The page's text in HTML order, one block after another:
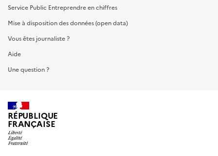
Service Public Entreprendre en chiffres
Mise à disposition des données (open data)
Vous êtes journaliste ?
Aide
Une question ?
RÉPUBLIQUE
FRANÇAISE